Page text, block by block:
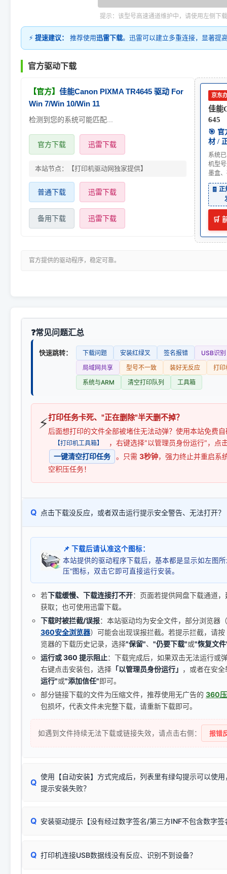
提示：该型号高速通道维护中，请使用左侧下载
⚡ 提速建议： 推荐使用迅雷下载。迅雷可以建立多重连接，显著提
官方驱动下载
【官方】 佳能Canon PIXMA TR4645 驱动 For
Win 7/Win 10/Win 11
检测到您的系统可能匹配...
官方下载 迅雷下载
本站节点：【打印机驱动网独家提供】
普通下载 迅雷下载
备用下载 迅雷下载
京东
佳能
645
🎯 官
材 /
系统
机型
墨盒
🧾
🛒
官方提供的驱动程序，稳定可靠。
常见问题汇总
快速跳转： 下载问题 安装红绿叉 签名报错
USB识别
局域网共享
型号不一致 装好无反应
打印
系统与ARM
清空打印队列 工具箱
⚡打印任务卡死、"正在删除"半天删不掉？
后面想打印的文件全部被堵住无法动弹？使用本站免费
【打印机工具箱】
，右键选择"以管理员身份运行"，点
一键清空打印任务
。只需 3秒钟，强力终止并重启系
空积压任务！
Q 点击下载没反应，或者双击运行提示安全警告、无法打开？
📌 下载后请认准这个图标：
本站提供的驱动程序下载后，基本都是显示如左图
压"图标，双击它即可直接运行安装。
若下载缓慢、下载连接打不开：页面若提供网盘下载通道
获取；也可使用迅雷下载。
下载时被拦截/误报：本站驱动均为安全文件，部分浏览器
360安全浏览器）可能会出现误报拦截。若提示拦截，请按
览器的下载历史记录，选择"保留"、 "仍要下载"或"恢复文
运行或 360 提示阻止：下载完成后，如果双击无法运行或
右键点击安装包，选择 「以管理员身份运行」 ，或者在安
运行"或"添加信任"即可。
部分链接下载的文件为压缩文件，推荐使用无广告的 360
包损坏，代表文件未完整下载，请重新下载即可。
如遇到文件持续无法下载或链接失效，请点击右侧： 报错
Q
使用【自动安装】方式完成后，列表里有绿勾提示可以使
提示安装失败？
由于本站驱动包集成了32位和64位驱动，自动安装程序在运
✔ 可以使用了
：代表与您当
Q 安装驱动提示【没有经过数字签名/第三方INF不包含数字
往往会弹出此类提示。
Q 打印机连接USB数据线没有反应、识别不到设备？